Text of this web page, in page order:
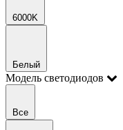
6000K
Белый
Модель светодиодов
Все